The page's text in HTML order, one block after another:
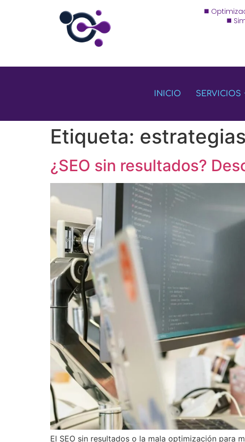
◼️
◼️
INICIO SERVICIOS
Etiqueta:
¿SEO sin resultados?
El SEO sin resultados o la mala optimización para